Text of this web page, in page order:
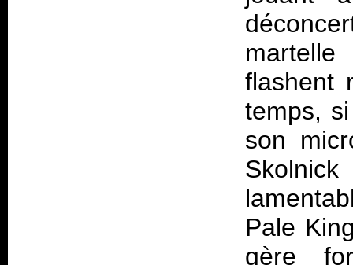
flashent
temps,
son
Pale
gère